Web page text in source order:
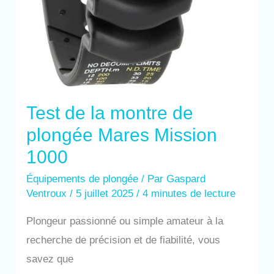
Test de la montre de
plongée Mares Mission
1000
Équipements de plongée / ParGaspard
Ventroux/ 5 juillet 2025/4 minutes de lecture
Plongeur passionné ou simple amateur à la
recherche de précision et de fiabilité, vous
savez que